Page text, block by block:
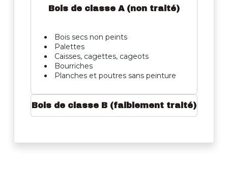
Bois de classe A (non traité)
Bois secs non peints
Palettes
Caisses, cagettes, cageots
Bourriches
Planches et poutres sans peinture
Bois de classe B (faiblement traité)